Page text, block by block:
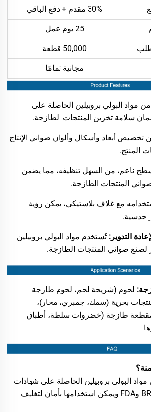
30% مقدم + دفع الباقي
25 يوم عمل
50,000 قطعة
مجانية تمامًا
مواد البولي بروبيلين الحاصلة على
سلامة تخزين المنتجات الطازجة.
تخصيص أبعاد وأشكال وألوان صواني الإنتاج
المنتج.
ناعم، من السهل تنظيفه، مما يضمن
المنتجات الطازجة.
مع غلاف بلاستيكي، يمكن رؤية
حدسية.
التدوير:تُستخدم مواد البولي بروبيلين
لصنع صواني المنتجات الطازجة.
لحوم (شريحة لحم، لحوم طازجة
بحرية (سمك، جمبري، محار)،
طازجة (خضروات سلطة، أطباق
مواد البولي بروبيلين الحاصلة على شهادات
سلامة الأغذية من BRC وFDA ويمكن استخدامها بأمان لتغليف